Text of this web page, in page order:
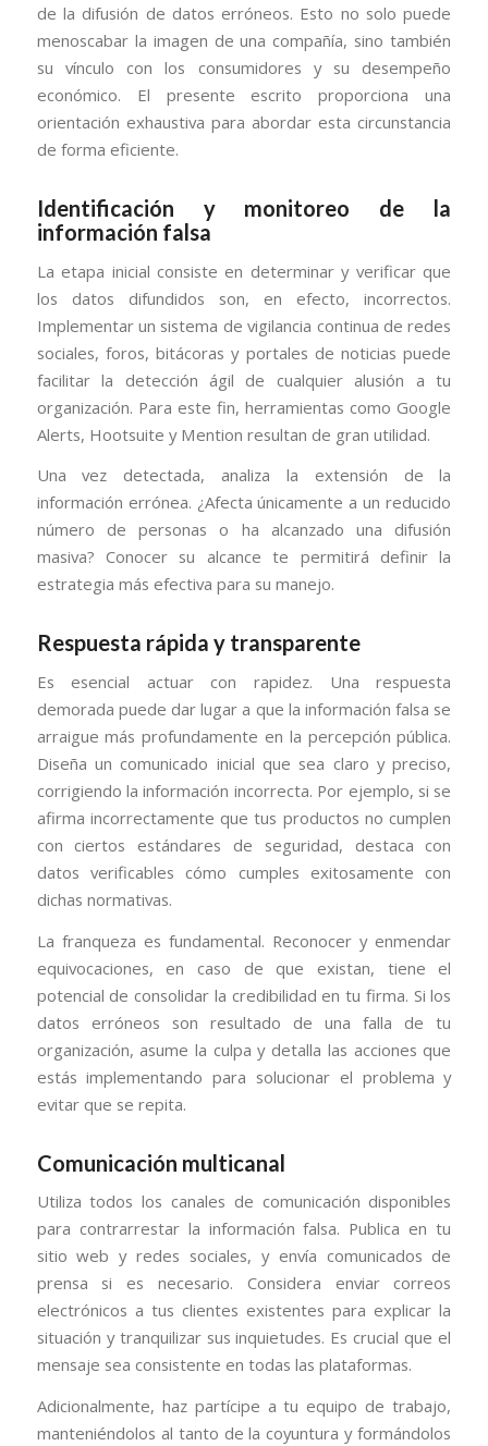
de la difusión de datos erróneos. Esto no solo puede
menoscabar la imagen de una compañía, sino también
su vínculo con los consumidores y su desempeño
económico. El presente escrito proporciona una
orientación exhaustiva para abordar esta circunstancia
de forma eficiente.
Identificación y monitoreo de la
información falsa
La etapa inicial consiste en determinar y verificar que
los datos difundidos son, en efecto, incorrectos.
Implementar un sistema de vigilancia continua de redes
sociales, foros, bitácoras y portales de noticias puede
facilitar la detección ágil de cualquier alusión a tu
organización. Para este fin, herramientas como Google
Alerts, Hootsuite y Mention resultan de gran utilidad.
Una vez detectada, analiza la extensión de la
información errónea. ¿Afecta únicamente a un reducido
número de personas o ha alcanzado una difusión
masiva? Conocer su alcance te permitirá definir la
estrategia más efectiva para su manejo.
Respuesta rápida y transparente
Es esencial actuar con rapidez. Una respuesta
demorada puede dar lugar a que la información falsa se
arraigue más profundamente en la percepción pública.
Diseña un comunicado inicial que sea claro y preciso,
corrigiendo la información incorrecta. Por ejemplo, si se
afirma incorrectamente que tus productos no cumplen
con ciertos estándares de seguridad, destaca con
datos verificables cómo cumples exitosamente con
dichas normativas.
La franqueza es fundamental. Reconocer y enmendar
equivocaciones, en caso de que existan, tiene el
potencial de consolidar la credibilidad en tu firma. Si los
datos erróneos son resultado de una falla de tu
organización, asume la culpa y detalla las acciones que
estás implementando para solucionar el problema y
evitar que se repita.
Comunicación multicanal
Utiliza todos los canales de comunicación disponibles
para contrarrestar la información falsa. Publica en tu
sitio web y redes sociales, y envía comunicados de
prensa si es necesario. Considera enviar correos
electrónicos a tus clientes existentes para explicar la
situación y tranquilizar sus inquietudes. Es crucial que el
mensaje sea consistente en todas las plataformas.
Adicionalmente, haz partícipe a tu equipo de trabajo,
manteniéndolos al tanto de la coyuntura y formándolos